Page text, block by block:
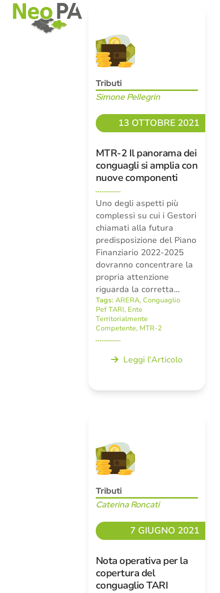
SkipOpen
mobile
menu
Close
mobile
menu
Tributi
Simone Pellegrin
13 OTTOBRE 2021
MTR-2 Il panorama dei
conguagli si amplia con
nuove componenti
Uno degli aspetti più
complessi su cui i Gestori
chiamati alla futura
predisposizione del Piano
Finanziario 2022-2025
dovranno concentrare la
propria attenzione
riguarda la corretta…
Tags: ARERA, Conguaglio
Pef TARI, Ente
Territorialmente
Competente, MTR-2
Leggi l'Articolo
Tributi
Caterina Roncati
7 GIUGNO 2021
Nota operativa per la
copertura del
conguaglio TARI